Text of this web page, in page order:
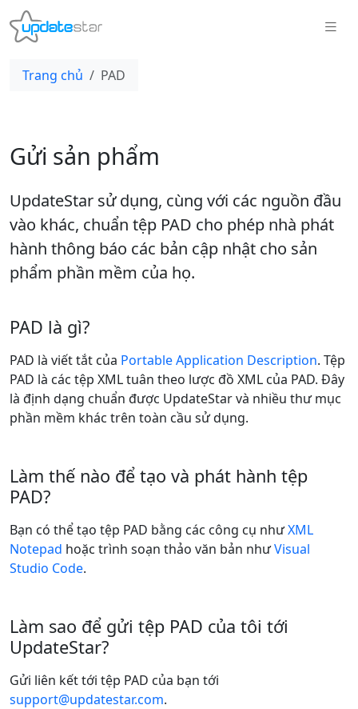
Trang chủ PAD
Gửi sản phẩm
UpdateStar sử dụng, cùng với các nguồn đầu
vào khác, chuẩn tệp PAD cho phép nhà phát
hành thông báo các bản cập nhật cho sản
phẩm phần mềm của họ.
PAD là gì?
PAD là viết tắt của Portable Application Description. Tệp
PAD là các tệp XML tuân theo lược đồ XML của PAD. Đây
là định dạng chuẩn được UpdateStar và nhiều thư mục
phần mềm khác trên toàn cầu sử dụng.
Làm thế nào để tạo và phát hành tệp
PAD?
Bạn có thể tạo tệp PAD bằng các công cụ nhưXML
Notepad hoặc trình soạn thảo văn bản nhưVisual
Studio Code.
Làm sao để gửi tệp PAD của tôi tới
UpdateStar?
Gửi liên kết tới tệp PAD của bạn tới
support@updatestar.com.